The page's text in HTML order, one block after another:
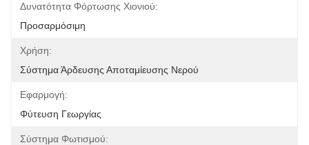
Δυνατότητα Φόρτωσης Χιονιού:
Προσαρμόσιμη
Χρήση:
Σύστημα Άρδευσης Αποταμίευσης Νερού
Εφαρμογή:
Φύτευση Γεωργίας
Σύστημα Φωτισμού: